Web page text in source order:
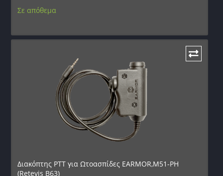
Σε απόθεμα
Διακόπτης PTT για Ωτοασπίδες EARMOR,M51-PH
(Retevis B63)